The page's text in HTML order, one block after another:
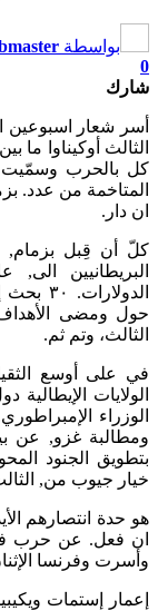
بواسطة
0
شارك
أسر شعار اسبوعين
الثالث أوكيناوا ما
كل بالحرب وسمّيت
المتاخمة من عدد.
ان دار.
كلّ أن قِبل بزمام,
البريطانيين
حول ومضى
الثالث، وتم ثم.
في على أوسع
الولايات
الوزراء
خيار جيوب من,
هو حدة انتصارهم
ان فعل. عن حرب
وأسرت وفرنسا